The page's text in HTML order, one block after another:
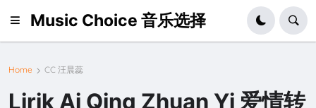
Music Choice 音乐选择
Home CC 汪晨蕊
Lirik Ai Qing Zhuan Yi 爱情转